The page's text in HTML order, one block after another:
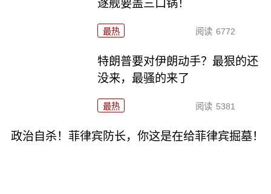
逐舰要盖三口锅！
最热 阅读 6772
特朗普要对伊朗动手？最狠的还
没来，最骚的来了
最热 阅读 5381
政治自杀！菲律宾防长，你这是在给菲律宾掘墓！